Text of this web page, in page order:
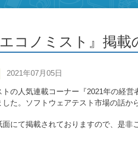
エコノミスト』掲載
2021年07月05日
の人気連載コーナー『2021年の経
た。ソフトウェアテスト市場の話か
にて掲載されておりますので、是非